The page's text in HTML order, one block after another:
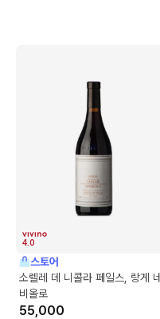
4.0
스토어
소렐레 데 니콜라 페일스, 랑게 네
비올로
55,000